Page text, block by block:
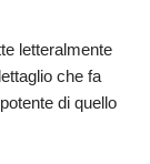
letteralmente
che fa
di quello